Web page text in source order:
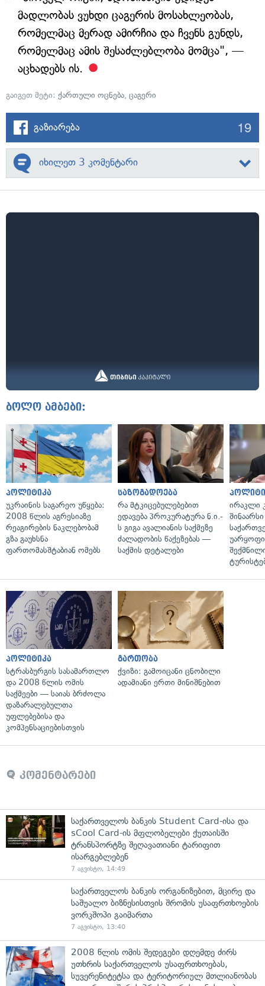
მადლობას ვუხდი ცაგერის მოსახლეობას,
რომელმაც მერად ამირჩია და ჩვენს გუნდს,
რომელმაც ამის შესაძლებლობა მომცა", —
აცხადებს ის.
გაიგეთ მეტი: ქართული ოცნება, ცაგერი
გაზიარება 19
იხილეთ 3 კომენტარი
ბოლო ამბები:
პოლიტიკა
უკრაინის საგარეო უწყება:
2008 წლის აგრესიაზე
რეაგირების ნაკლებობამ
გზა გაუხსნა
ფართომასშტაბიან ომებს
საზოგადოება
რა მტკიცებულებებით
ედავება პროკურატურა ნ.ი.-
ს გიგა ავალიანის საქმეზე
ძალადობის წაქეზებას —
საქმის დეტალები
ირაკლი
პოლიტიკა
სტრასბურგის სასამართლო
და 2008 წლის ომის
საქმეები — საიას ბრძოლა
დაზარალებულთა
უფლებებისა და
კომპენსაციებისთვის
გართობა
ქვიზი: გამოიცანი ცნობილი
ადამიანი ერთი მინიშნებით
კომენტარები
საქართველოს ბანკის Student Card-ისა და
sCool Card-ის მფლობელები ქუთაისში
ტრანსპორტზე შეღავათიანი ტარიფით
ისარგებლებენ
7 აგვისტო, 14:49
საქართველოს ბანკის ორგანიზებით, მცირე და
საშუალო ბიზნესისთვის შრომის უსაფრთხოების
ვორკშოპი გაიმართა
7 აგვისტო, 13:40
2008 წლის ომის შედეგები დღემდე ძირს
უთხრის საქართველოს უსაფრთხოებას,
სუვერენიტეტსა და ტერიტორიულ მთლიანობას